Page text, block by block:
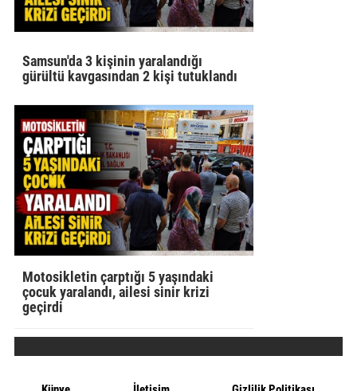
Samsun'da 3 kişinin yaralandığı
gürültü kavgasından 2 kişi tutuklandı
Motosikletin çarptığı 5 yaşındaki
çocuk yaralandı, ailesi sinir krizi
geçirdi